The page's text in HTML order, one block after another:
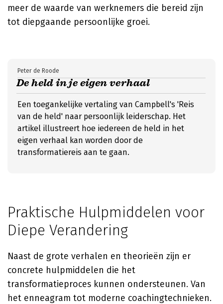
meer de waarde van werknemers die bereid zijn
tot diepgaande persoonlijke groei.
De held in je eigen verhaal
Peter de Roode
Een toegankelijke vertaling van Campbell's 'Reis
van de held' naar persoonlijk leiderschap. Het
artikel illustreert hoe iedereen de held in het
eigen verhaal kan worden door de
transformatiereis aan te gaan.
Praktische Hulpmiddelen voor
Diepe Verandering
Naast de grote verhalen en theorieën zijn er
concrete hulpmiddelen die het
transformatieproces kunnen ondersteunen. Van
het enneagram tot moderne coachingtechnieken.